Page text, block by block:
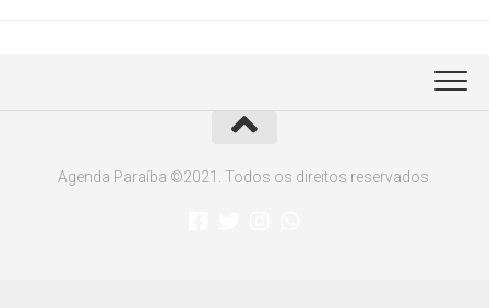
Agenda Paraíba ©2021. Todos os direitos reservados.